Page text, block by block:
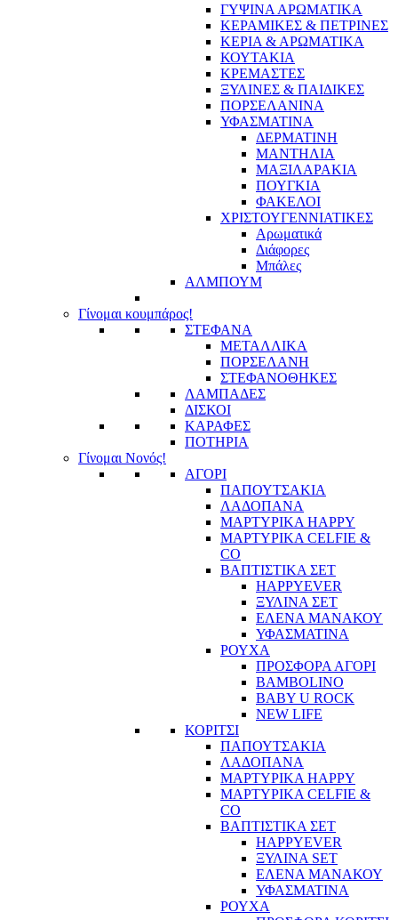
ΓΥΨΙΝΑ ΑΡΩΜΑΤΙΚΑ
ΚΕΡΑΜΙΚΕΣ & ΠΕΤΡΙΝΕΣ
ΚΕΡΙΑ & ΑΡΩΜΑΤΙΚΑ
ΚΟΥΤΑΚΙΑ
ΚΡΕΜΑΣΤΕΣ
ΞΥΛΙΝΕΣ & ΠΑΙΔΙΚΕΣ
ΠΟΡΣΕΛΑΝΙΝΑ
ΥΦΑΣΜΑΤΙΝA
ΔΕΡΜΑΤΙΝΗ
ΜΑΝΤΗΛΙΑ
ΜΑΞΙΛΑΡΑΚΙΑ
ΠΟΥΓΚΙΑ
ΦΑΚΕΛΟΙ
ΧΡΙΣΤΟΥΓΕΝΝΙΑΤΙΚΕΣ
Αρωματικά
Διάφορες
Μπάλες
ΑΛΜΠΟΥΜ
Γίνομαι κουμπάρος!
ΣΤΕΦΑΝΑ
ΜΕΤΑΛΛΙΚΑ
ΠΟΡΣΕΛΑΝΗ
ΣΤΕΦΑΝΟΘΗΚΕΣ
ΛΑΜΠΑΔΕΣ
ΔΙΣΚΟΙ
ΚΑΡΑΦΕΣ
ΠΟΤΗΡΙΑ
Γίνομαι Νονός!
ΑΓΟΡΙ
ΠΑΠΟΥΤΣΑΚΙΑ
ΛΑΔΟΠΑΝΑ
ΜΑΡΤΥΡΙΚΑ HAPPY
ΜΑΡΤΥΡΙΚΑ CELFIE &
CO
ΒΑΠΤΙΣΤΙΚΑ ΣΕΤ
HAPPYEVER
ΞΥΛΙΝΑ ΣΕΤ
ΕΛΕΝΑ ΜΑΝΑΚΟΥ
ΥΦΑΣΜΑΤΙΝΑ
ΡΟΥΧΑ
ΠΡΟΣΦΟΡΑ ΑΓΟΡΙ
BAMBOLINO
BABY U ROCK
NEW LIFE
ΚΟΡΙΤΣΙ
ΠΑΠΟΥΤΣΑΚΙΑ
ΛΑΔΟΠΑΝΑ
ΜΑΡΤΥΡΙΚΑ HAPPY
ΜΑΡΤΥΡΙΚΑ CELFIE &
CO
ΒΑΠΤΙΣΤΙΚΑ ΣΕΤ
HAPPYEVER
ΞΥΛΙΝΑ SET
ΕΛΕΝΑ ΜΑΝΑΚΟΥ
ΥΦΑΣΜΑΤΙΝΑ
ΡΟΥΧΑ